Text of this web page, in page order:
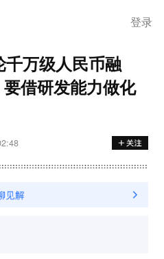
登录
万级人民币融
借研发能力做化